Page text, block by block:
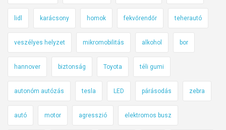
lidl karácsony homok fekvőrendőr teherautó
veszélyes helyzet mikromobilitás alkohol bor
hannover biztonság Toyota téli gumi
autonóm autózás tesla LED párásodás zebra
autó motor agresszió elektromos busz